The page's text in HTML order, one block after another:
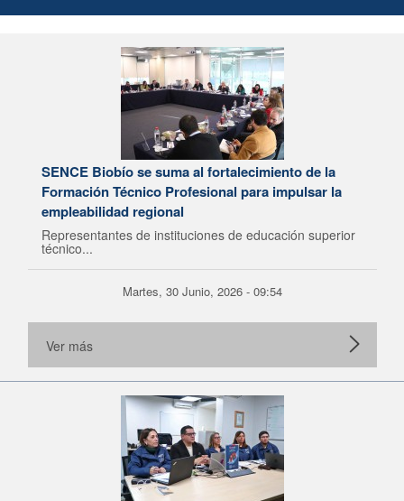
SENCE Biobío se suma al fortalecimiento de la
Formación Técnico Profesional para impulsar la
empleabilidad regional
Representantes de instituciones de educación superior
técnico...
Martes, 30 Junio, 2026 - 09:54
Ver más